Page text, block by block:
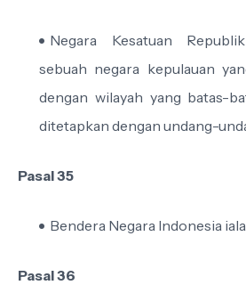
Negara Kesatuan
sebuah negara kepulauan
dengan wilayah yang batas-
ditetapkan dengan undang-
Pasal 35
Bendera Negara Indonesia
Pasal 36